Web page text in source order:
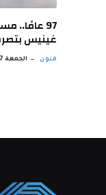
97
غينيس
فنون الجمعة 07 أغسطس 8:35 ص